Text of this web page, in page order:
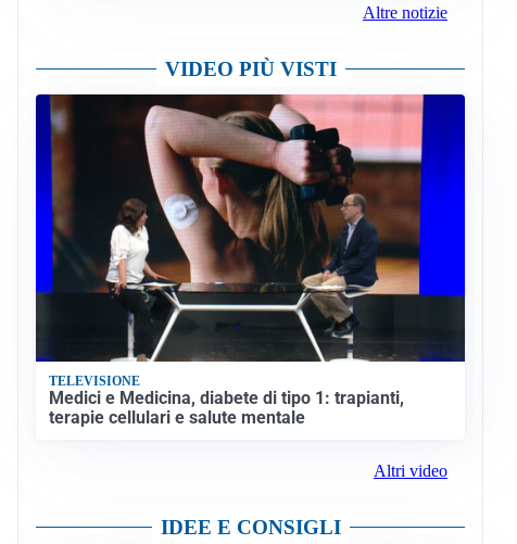
Altre notizie
VIDEO PIÙ VISTI
TELEVISIONE
Medici e Medicina, diabete di tipo 1: trapianti,
terapie cellulari e salute mentale
Altri video
IDEE E CONSIGLI